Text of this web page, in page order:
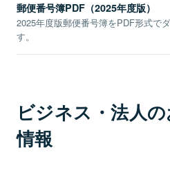
郵便番号簿PDF（2025年度版）
2025年度版郵便番号簿をPDF形式で
す。
ビジネス・法人
情報